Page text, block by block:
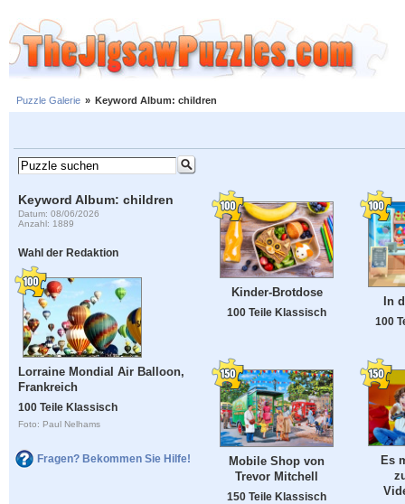
Puzzle Galerie » Keyword Album: children
Keyword Album: children
Datum: 08/06/2026
Anzahl: 1889
Wahl der Redaktion
Lorraine Mondial Air Balloon,
Frankreich
100 Teile Klassisch
Foto: Paul Nelhams
Fragen? Bekommen Sie Hilfe!
Kinder-Brotdose
100 Teile Klassisch
In
100
Mobile Shop von
Trevor Mitchell
150 Teile Klassisch
Es